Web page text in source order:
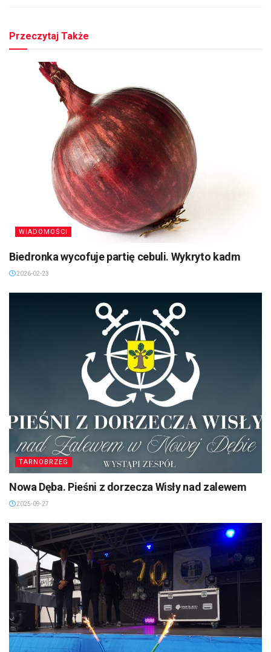
Przeczytaj Także
WIADOMOŚCI
Biedronka wycofuje partię cebuli. Wykryto kadm
2026-02-23
TARNOBRZEG
Nowa Dęba. Pieśni z dorzecza Wisły nad zalewem
2025-09-27